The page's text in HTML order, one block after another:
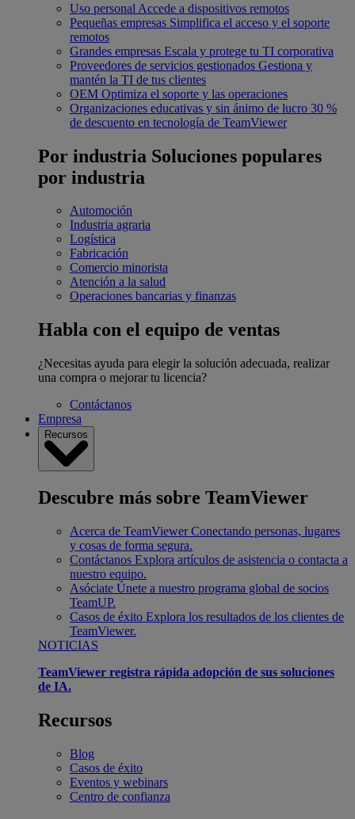
Uso personal Accede a dispositivos remotos
Pequeñas empresas Simplifica el acceso y el soporte
remotos
Grandes empresas Escala y protege tu TI corporativa
Proveedores de servicios gestionados Gestiona y
mantén la TI de tus clientes
OEM Optimiza el soporte y las operaciones
Organizaciones educativas y sin ánimo de lucro 30 %
de descuento en tecnología de TeamViewer
Por industria Soluciones populares
por industria
Automoción
Industria agraria
Logística
Fabricación
Comercio minorista
Atención a la salud
Operaciones bancarias y finanzas
Habla con el equipo de ventas
¿Necesitas ayuda para elegir la solución adecuada, realizar
una compra o mejorar tu licencia?
Contáctanos
Empresa
Recursos
Descubre más sobre TeamViewer
Acerca de TeamViewer Conectando personas, lugares
y cosas de forma segura.
Contáctanos Explora artículos de asistencia o contacta a
nuestro equipo.
Asóciate Únete a nuestro programa global de socios
TeamUP.
Casos de éxito Explora los resultados de los clientes de
TeamViewer.
NOTICIAS
TeamViewer registra rápida adopción de sus soluciones
de IA.
Recursos
Blog
Casos de éxito
Eventos y webinars
Centro de confianza